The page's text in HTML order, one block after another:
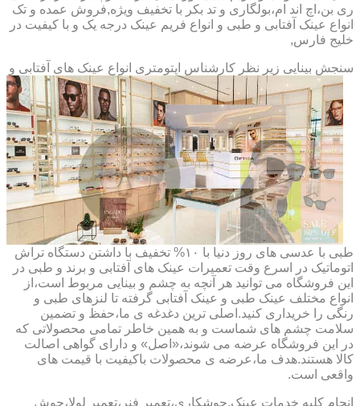
ری بن،اچ اند ام،بولگاری و تد بکر با تخفیف ویژه,فروش عمده و تک
انواع عینک آفتابی و طبی و انواع فریم عینک درجه یک و با کیفیت در
خلیج فارس,
سنجش بینایی زیر نظر کارشناس اپتومتری انواع عینک های آفتابی و
طبی با عدسی های روز دنیا با ۱۰% تخفیف با داشتن دستگاه تراش
اتوماتیک در اسرع وقت تعمیرات عینک های آفتابی و برند و طبی در
این فروشگاه می توانید هر آنچه به چشم و بینایی مربوط است،از
انواع مختلف عینک طبی و عینک آفتابی گرفته تا لنزهای طبی و
رنگی را خریداری کنید.اصلی ترین دغدغه ی ما،حفظ و تضمین
سلامت چشم های شماست و به همین خاطر تمامی محصولاتی که
در این فروشگاه عرضه می شوند،«اصل» و دارای گواهی اصالت
کالا هستند.هدف ما،عرضه ی محصولات باکیفیت با قیمت های
واقعی است.
انجام کلیه خدمات عینک,جوشکاری،تعمیر فنر،تعمیر لولا،جوش